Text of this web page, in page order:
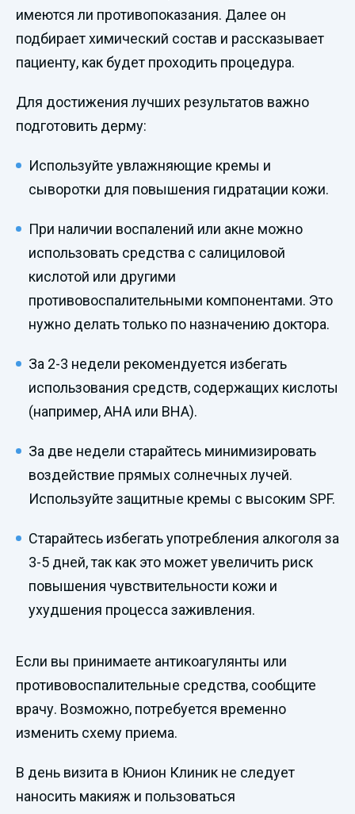
имеются ли противопоказания. Далее он
подбирает химический состав и рассказывает
пациенту, как будет проходить процедура.
Для достижения лучших результатов важно
подготовить дерму:
Используйте увлажняющие кремы и
сыворотки для повышения гидратации кожи.
При наличии воспалений или акне можно
использовать средства с салициловой
кислотой или другими
противовоспалительными компонентами. Это
нужно делать только по назначению доктора.
За 2-3 недели рекомендуется избегать
использования средств, содержащих кислоты
(например, AHA или BHA).
За две недели старайтесь минимизировать
воздействие прямых солнечных лучей.
Используйте защитные кремы с высоким SPF.
Старайтесь избегать употребления алкоголя за
3-5 дней, так как это может увеличить риск
повышения чувствительности кожи и
ухудшения процесса заживления.
Если вы принимаете антикоагулянты или
противовоспалительные средства, сообщите
врачу. Возможно, потребуется временно
изменить схему приема.
В день визита в Юнион Клиник не следует
наносить макияж и пользоваться